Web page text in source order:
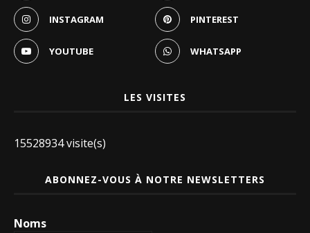
INSTAGRAM PINTEREST
YOUTUBE WHATSAPP
LES VISITES
15528934 visite(s)
ABONNEZ-VOUS À NOTRE NEWSLETTERS
Noms